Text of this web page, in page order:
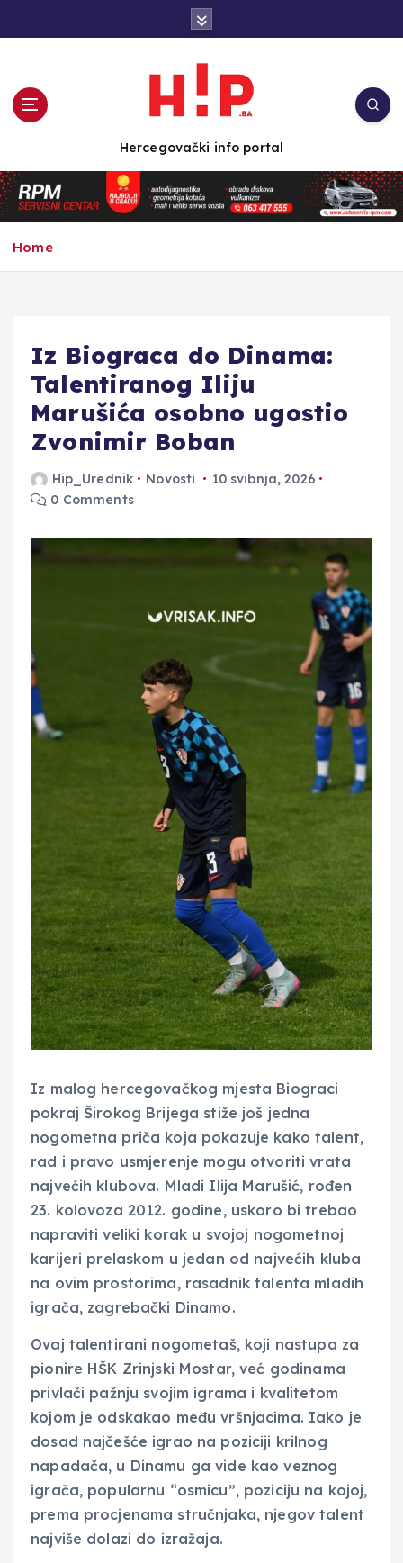
n
t
e
Hercegovački info portal
Home
Iz Biograca do Dinama:
Talentiranog Iliju
Marušića osobno ugostio
Zvonimir Boban
Hip_Urednik Novosti
10 svibnja, 2026
0 Comments
Iz malog hercegovačkog mjesta Biograci
pokraj Širokog Brijega stiže još jedna
nogometna priča koja pokazuje kako talent,
rad i pravo usmjerenje mogu otvoriti vrata
najvećih klubova. Mladi Ilija Marušić, rođen
23. kolovoza 2012. godine, uskoro bi trebao
napraviti veliki korak u svojoj nogometnoj
karijeri prelaskom u jedan od najvećih kluba
na ovim prostorima, rasadnik talenta mladih
igrača, zagrebački Dinamo.
Ovaj talentirani nogometaš, koji nastupa za
pionire HŠK Zrinjski Mostar, već godinama
privlači pažnju svojim igrama i kvalitetom
kojom je odskakao među vršnjacima. Iako je
dosad najčešće igrao na poziciji krilnog
napadača, u Dinamu ga vide kao veznog
igrača, popularnu “osmicu”, poziciju na kojoj,
prema procjenama stručnjaka, njegov talent
najviše dolazi do izražaja.